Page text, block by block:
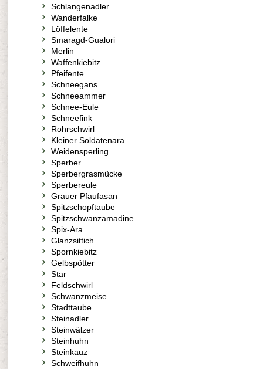
Schlangenadler
Wanderfalke
Löffelente
Smaragd-Gualori
Merlin
Waffenkiebitz
Pfeifente
Schneegans
Schneeammer
Schnee-Eule
Schneefink
Rohrschwirl
Kleiner Soldatenara
Weidensperling
Sperber
Sperbergrasmücke
Sperbereule
Grauer Pfaufasan
Spitzschopftaube
Spitzschwanzamadine
Spix-Ara
Glanzsittich
Spornkiebitz
Gelbspötter
Star
Feldschwirl
Schwanzmeise
Stadttaube
Steinadler
Steinwälzer
Steinhuhn
Steinkauz
Schweifhuhn